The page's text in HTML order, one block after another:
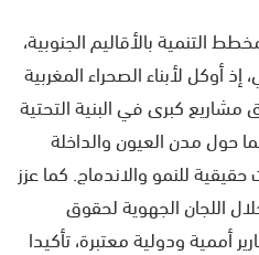
بالأقاليم الجنوبية،
أوكل لأبناء الصحراء المغربية
كبرى في البنية التحتية
حول مدن العيون والداخلة
للنمو والاندماج. كما عزز
اللجان الجهوية لحقوق
أممية ودولية معتبرة، تأكيدا